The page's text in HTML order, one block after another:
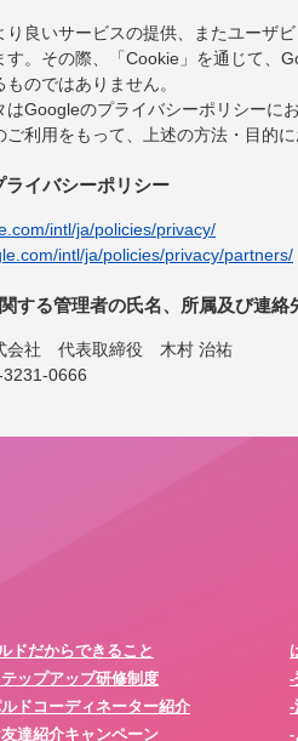
り良いサービスの提供、またユーザ
す。その際、「Cookie」を通じて、
のではありません。
はGoogleのプライバシーポリシーに
ご利用をもって、上述の方法・目的
ライバシーポリシー
intl/ja/policies/privacy/
intl/ja/policies/privacy/partners/
する管理者の氏名、所属及び連絡
会社 代表取締役 木村 治祐
0666
ドだからできること
ップアップ研修制度
ドコーディネーター紹介
達紹介キャンペーン
-
-
-